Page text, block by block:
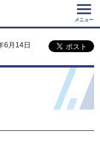
メニュー
6月14日